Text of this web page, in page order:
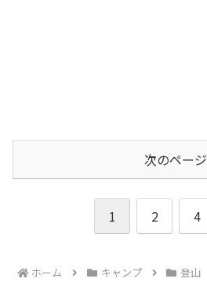
次のページ
1 2 4
ホーム キャンプ 登山